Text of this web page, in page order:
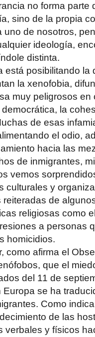
no forma parte
sino de la propia
de nosotros,
ideología,
distinta.
está posibilitando la
la xenofobia,
muy peligrosos
la
de esas
el odio,
hacia las
de inmigrantes,
vemos
culturales y
de
religiosas como
a personas
homicidios.
como afirma el
que el
del 11 de
se ha
Como
de las
verbales y físicos